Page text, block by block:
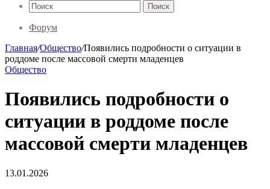
Поиск
Форум
Главная/Общество/Появились подробности о ситуации в
роддоме после массовой смерти младенцев
Общество
Появились подробности о
ситуации в роддоме после
массовой смерти младенцев
13.01.2026